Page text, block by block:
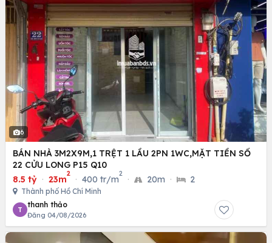
6
BÁN NHÀ 3M2X9M,1 TRỆT 1 LẦU 2PN 1WC,MẶT TIỀN SỐ
22 CỬU LONG P15 Q10
8.5 tỷ · 23m
2
· 400 tr/m
2
· 20m · 2
Thành phố Hồ Chí Minh
T
thanh thảo
Đăng 04/08/2026